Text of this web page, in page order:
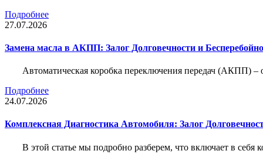
Подробнее
27.07.2026
Замена масла в АКПП: Залог Долговечности и
Автоматическая коробка переключения передач (АКПП)
Подробнее
24.07.2026
Комплексная Диагностика Автомобиля: Залог
В этой статье мы подробно разберем, что включает в себя